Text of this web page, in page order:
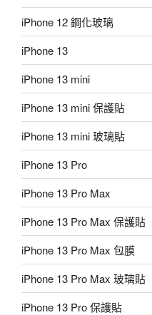
iPhone 12 鋼化玻璃
iPhone 13
iPhone 13 mini
iPhone 13 mini 保護貼
iPhone 13 mini 玻璃貼
iPhone 13 Pro
iPhone 13 Pro Max
iPhone 13 Pro Max 保護貼
iPhone 13 Pro Max 包膜
iPhone 13 Pro Max 玻璃貼
iPhone 13 Pro 保護貼